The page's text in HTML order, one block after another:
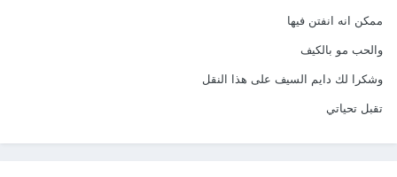
ممكن انه انفتن فيها
والحب مو بالكيف
وشكرا لك دايم السيف على هذا النقل
تقبل تحياتي